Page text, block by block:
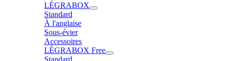
LÉGRABOX
Standard
À l'anglaise
Sous-évier
Accessoires
LÉGRABOX Free
Standard